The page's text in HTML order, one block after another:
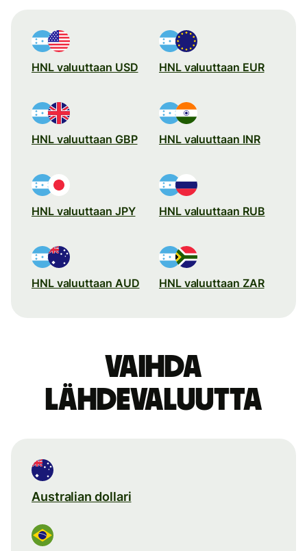
HNL valuuttaan USD HNL valuuttaan EUR
HNL valuuttaan GBP HNL valuuttaan INR
HNL valuuttaan JPY HNL valuuttaan RUB
HNL valuuttaan AUD HNL valuuttaan ZAR
Vaihda
lähdevaluutta
Australian dollari